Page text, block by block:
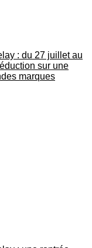
: du 27 juillet au
sur une
marques